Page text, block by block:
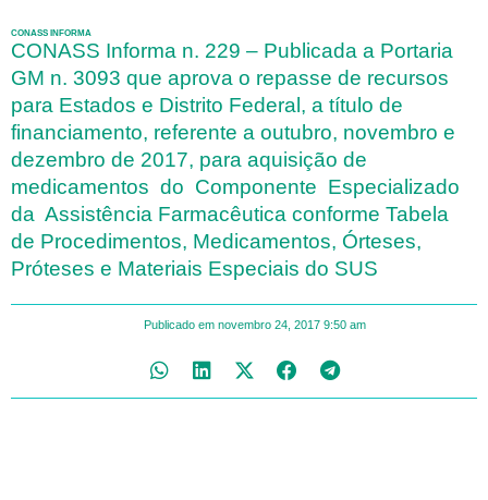
CONASS INFORMA
CONASS Informa n. 229 – Publicada a Portaria
GM n. 3093 que aprova o repasse de recursos
para Estados e Distrito Federal, a título de
financiamento, referente a outubro, novembro e
dezembro de 2017, para aquisição de
medicamentos do Componente Especializado
da Assistência Farmacêutica conforme Tabela
de Procedimentos, Medicamentos, Órteses,
Próteses e Materiais Especiais do SUS
Publicado em novembro 24, 2017 9:50 am